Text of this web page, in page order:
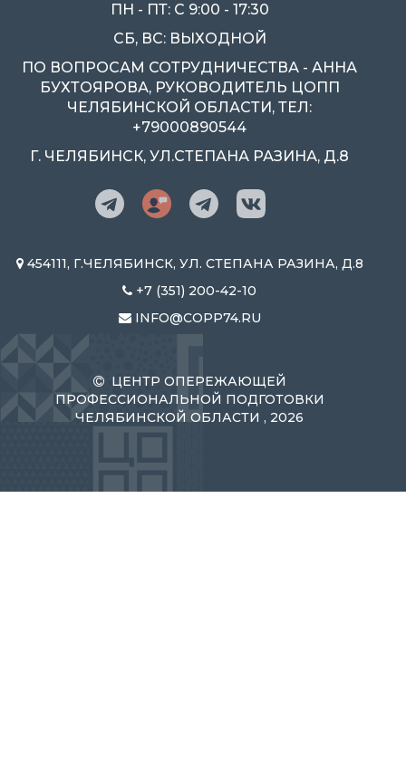
ПН - ПТ: С 9:00 - 17:30
СБ, ВС: ВЫХОДНОЙ
ПО ВОПРОСАМ СОТРУДНИЧЕСТВА - АННА
БУХТОЯРОВА, РУКОВОДИТЕЛЬ ЦОПП
ЧЕЛЯБИНСКОЙ ОБЛАСТИ, ТЕЛ:
+79000890544
Г. ЧЕЛЯБИНСК, УЛ.СТЕПАНА РАЗИНА, Д.8
454111, Г.ЧЕЛЯБИНСК, УЛ. СТЕПАНА РАЗИНА, Д.8
+7 (351) 200-42-10
INFO@COPP74.RU
ЦЕНТР ОПЕРЕЖАЮЩЕЙ
ПРОФЕССИОНАЛЬНОЙ ПОДГОТОВКИ
ЧЕЛЯБИНСКОЙ ОБЛАСТИ , 2026